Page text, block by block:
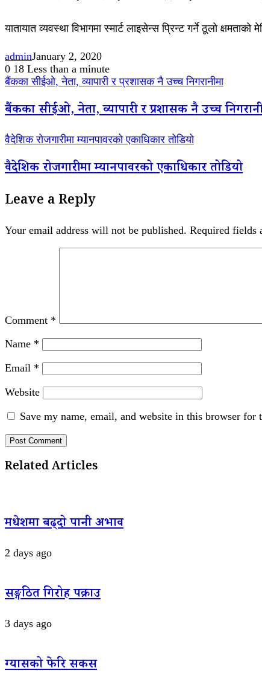
यातायात व्यवस्था विभागमा स्मार्ट लाइसेन्स प्रिन्ट गर्ने ठूलो
adminJanuary 2, 2020
0 18 Less than a minute
बैंकका सीईओ, नेता, व्यापारी र प्रशासक नै उच्च निगरानीमा
बैंकका सीईओ, नेता, व्यापारी र प्रशासक नै उच्च
वैदेशिक रोजगारीमा म्यानपावरको एकाधिकार तोडियो
वैदेशिक रोजगारीमा म्यानपावरको एकाधिकार तोडियो
Leave a Reply
Your email address will not be published. Required fields
Comment *
Name *
Email *
Website
Save my name, email, and website in this browser for
Related Articles
मधेशमा बढ्दो पानी अभाव
2 days ago
सङ्गठित गिरोह पक्राउ
3 days ago
ग्यासको फेरि सकस